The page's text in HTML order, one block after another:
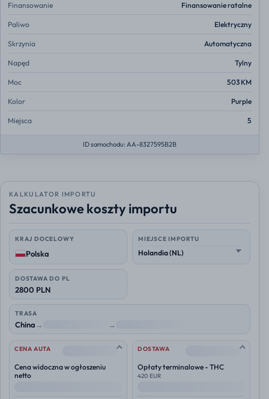
Finansowanie Finansowanie ratalne
Paliwo Elektryczny
Skrzynia Automatyczna
Napęd Tylny
Moc 503 KM
Kolor Purple
Miejsca 5
ID samochodu: AA-8327595B2B
KALKULATOR IMPORTU
Szacunkowe koszty importu
KRAJ DOCELOWY
Polska
MIEJSCE IMPORTU
DOSTAWA DO PL
2800 PLN
TRASA
China→ →
CENA AUTA --
Cena widoczna w ogłoszeniu
netto
DOSTAWA --
Opłaty terminalowe - THC
420 EUR